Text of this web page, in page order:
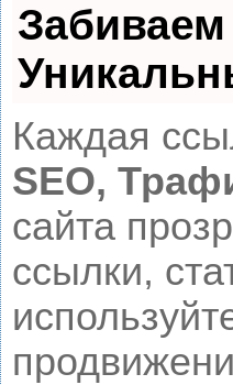
Каждая
SEO,
сайта
ссылки,